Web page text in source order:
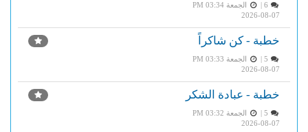
الجمعة PM 03:34
2026-08-07
خطبة - كن شاكراً
الجمعة PM 03:33
2026-08-07
خطبة - عبادة الشكر
الجمعة PM 03:32
2026-08-07